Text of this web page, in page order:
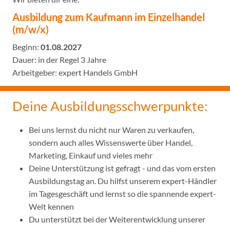
Ausbildung zum Kaufmann im Einzelhandel
(m/w/x)
Beginn: 01.08.2027
Dauer: in der Regel 3 Jahre
Arbeitgeber: expert Handels GmbH
Deine Ausbildungsschwerpunkte:
Bei uns lernst du nicht nur Waren zu verkaufen,
sondern auch alles Wissenswerte über Handel,
Marketing, Einkauf und vieles mehr
Deine Unterstützung ist gefragt - und das vom ersten
Ausbildungstag an. Du hilfst unserem expert-Händler
im Tagesgeschäft und lernst so die spannende expert-
Welt kennen
Du unterstützt bei der Weiterentwicklung unserer